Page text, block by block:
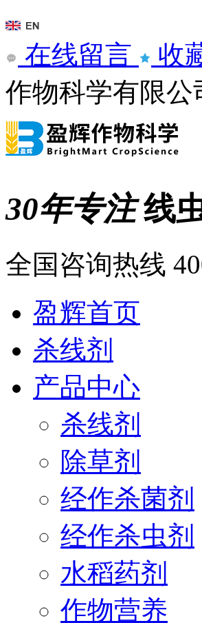
在线留言 收
作物科学有限公
30年专注线
全国咨询热线
盈辉首页
杀线剂
产品中心
杀线剂
除草剂
经作杀菌剂
经作杀虫剂
水稻药剂
作物营养